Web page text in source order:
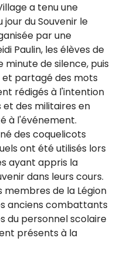
a tenu une
jour du Souvenir le
par une
Paulin, les élèves de
de silence, puis
partagé des mots
rédigés à l'intention
des militaires en
à l'événement.
des coquelicots
ont été utilisés lors
ayant appris la
dans leurs cours.
de la Légion
anciens combattants
du personnel scolaire
présents à la